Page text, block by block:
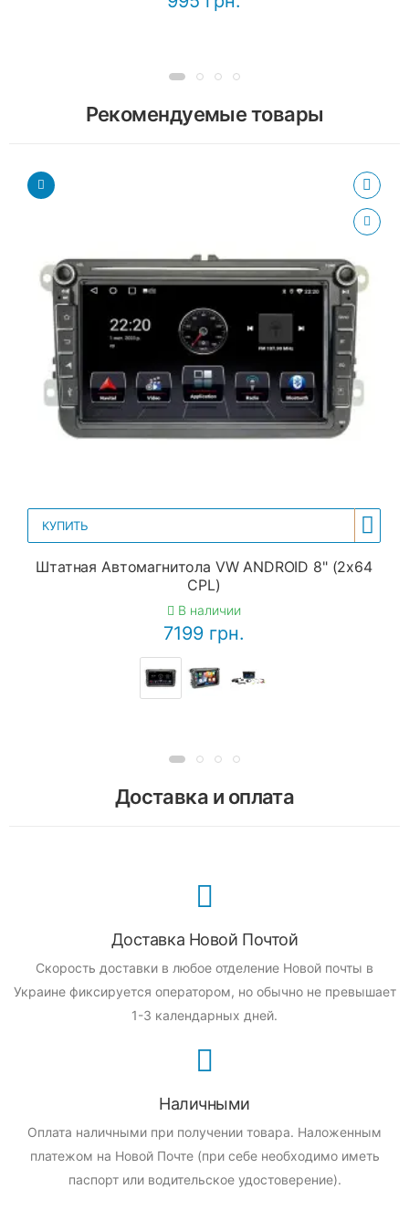
Рекомендуемые товары
КУПИТЬ
Штатная Автомагнитола VW ANDROID 8" (2x64
CPL)
В наличии
7199 грн.
Доставка и оплата
Доставка Новой Почтой
Скорость доставки в любое отделение Новой почты в
Украине фиксируется оператором, но обычно не превышает
1-3 календарных дней.
Наличными
Оплата наличными при получении товара. Наложенным
платежом на Новой Почте (при себе необходимо иметь
паспорт или водительское удостоверение).